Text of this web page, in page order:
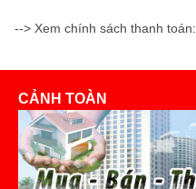
--> Xem chính sách thanh toán:
CẢNH TOÀN